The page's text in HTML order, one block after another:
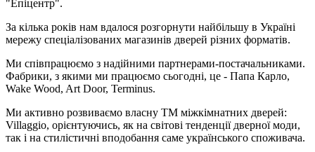
"Епіцентр".
За кілька років нам вдалося розгорнути найбільшу в Україні
мережу спеціалізованих магазинів дверей різних форматів.
Ми співпрацюємо з надійними партнерами-постачальниками.
Фабрики, з якими ми працюємо сьогодні, це - Папа Карло,
Wake Wood, Art Door, Terminus.
Ми активно розвиваємо власну ТМ міжкімнатних дверей:
Villaggio, орієнтуючись, як на світові тенденції дверної моди,
так і на стилістичні вподобання саме українського споживача.